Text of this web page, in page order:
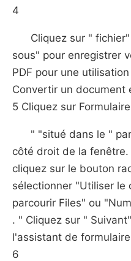
4
Cliquez sur "
sous" pour enregistrer
PDF pour une
Convertir un document
5 Cliquez sur
" "situé dans le "
côté droit de la
cliquez sur le bouton
sélectionner "Utiliser le
parcourir Files" ou
. " Cliquez sur "
l'assistant de
6